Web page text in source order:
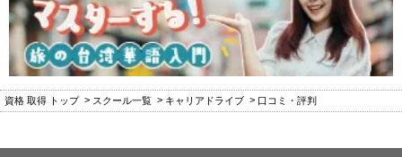
資格 取得 トップ スクール一覧 キャリアドライブ 口コミ・評判